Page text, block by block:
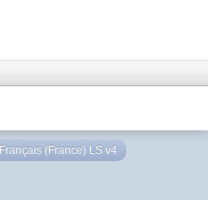
Français (France) LS v4